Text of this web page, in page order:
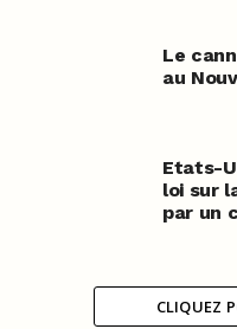
Le
au
Etats-
loi sur
par un
CLIQUEZ